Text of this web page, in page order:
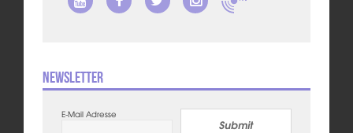
Newsletter
E-Mail Adresse
Submit